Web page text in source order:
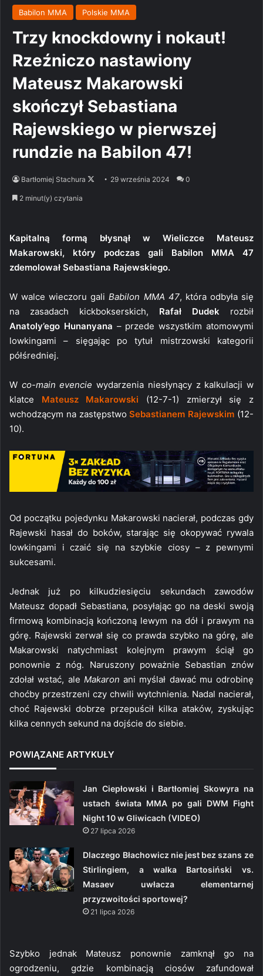
Babilon MMA Polskie MMA
Trzy knockdowny i nokaut!
Rzeźniczo nastawiony
Mateusz Makarowski
skończył Sebastiana
Rajewskiego w pierwszej
rundzie na Babilon 47!
Bartłomiej Stachura
Follow29 września 2024 0
2 minut(y) czytania
Kapitalną formą błysnął w Wieliczce Mateusz
Makarowski, który podczas gali Babilon MMA 47
zdemolował Sebastiana Rajewskiego.
W walce wieczoru galiBabilon MMA 47, która odbyła się
na zasadach kickbokserskich, Rafał Dudek rozbił
Anatoly’ego Hunanyana – przede wszystkim atomowymi
lowkingami – sięgając po tytuł mistrzowski kategorii
półśredniej.
W co-main evencie wydarzenia niesłynący z kalkulacji w
klatce Mateusz Makarowski (12-7-1) zmierzył się z
wchodzącym na zastępstwoSebastianem Rajewskim (12-
10).
Od początku pojedynku Makarowski nacierał, podczas gdy
Rajewski hasał do boków, starając się okopywać rywala
lowkingami i czaić się na szybkie ciosy – z pewnymi
sukcesami.
Jednak już po kilkudziesięciu sekundach zawodów
Mateusz dopadł Sebastiana, posyłając go na deski swoją
firmową kombinacją kończoną lewym na dół i prawym na
górę. Rajewski zerwał się co prawda szybko na górę, ale
Makarowski natychmiast kolejnym prawym ściął go
ponownie z nóg. Naruszony poważnie Sebastian znów
zdołał wstać, ale Makaron ani myślał dawać mu odrobinę
choćby przestrzeni czy chwili wytchnienia. Nadal nacierał,
choć Rajewski dobrze przepuścił kilka ataków, zyskując
kilka cennych sekund na dojście do siebie.
POWIĄZANE ARTYKUŁY
Jan Ciepłowski i Bartłomiej Skowyra na
ustach świata MMA po gali DWM Fight
Night 10 w Gliwicach (VIDEO)
27 lipca 2026
Dlaczego Błachowicz nie jest bez szans ze
Stirlingiem, a walka Bartosiński vs.
Masaev uwłacza elementarnej
przyzwoitości sportowej?
21 lipca 2026
Szybko jednak Mateusz ponownie zamknął go na
ogrodzeniu, gdzie kombinacją ciosów zafundował